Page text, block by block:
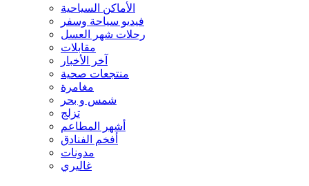
الأماكن السياحية
فيديو سياحة وسفر
رحلات شهر العسل
مقابلات
آخر الأخبار
منتجعات صحية
مغامرة
شمس و بحر
تزلج
أشهر المطاعم
أفخم الفنادق
مدونات
غاليري